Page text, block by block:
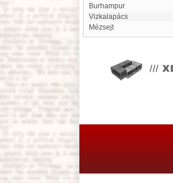
Burhampur
Vizkalapács
Mézsejt